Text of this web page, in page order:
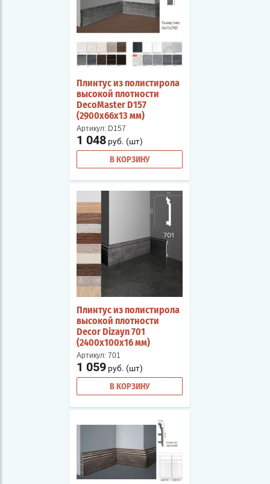
Плинтус из полистирола
высокой плотности
DecoMaster D157
(2900х66х13 мм)
Артикул: D157
1 048 руб. (шт)
В КОРЗИНУ
Плинтус из полистирола
высокой плотности
Decor Dizayn 701
(2400х100х16 мм)
Артикул: 701
1 059 руб. (шт)
В КОРЗИНУ